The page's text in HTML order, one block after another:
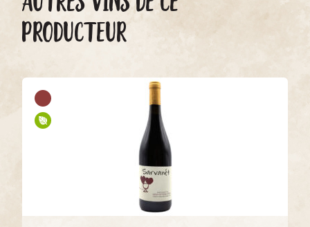
PRODUCTEUR